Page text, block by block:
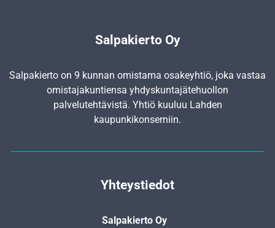
Salpakierto Oy
Salpakierto on 9 kunnan omistama osakeyhtiö, joka vastaa
omistajakuntiensa yhdyskunta­jätehuollon
palvelutehtävistä. Yhtiö kuuluu Lahden
kaupunkikonserniin.
Yhteystiedot
Salpakierto Oy